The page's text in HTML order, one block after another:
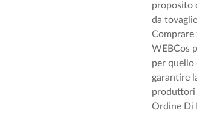
proposito
da
Comprare
WEBCos
per quello
garantire
produttori
Ordine Di